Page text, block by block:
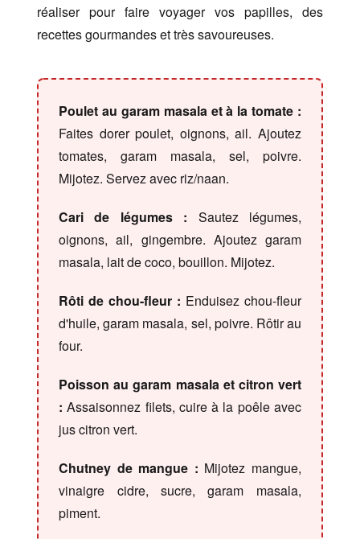
réaliser pour faire voyager vos papilles, des
recettes gourmandes et très savoureuses.
Poulet au garam masala et à la tomate :
Faites dorer poulet, oignons, ail. Ajoutez
tomates, garam masala, sel, poivre.
Mijotez. Servez avec riz/naan.
Cari de légumes : Sautez légumes,
oignons, ail, gingembre. Ajoutez garam
masala, lait de coco, bouillon. Mijotez.
Rôti de chou-fleur : Enduisez chou-fleur
d'huile, garam masala, sel, poivre. Rôtir au
four.
Poisson au garam masala et citron vert
: Assaisonnez filets, cuire à la poêle avec
jus citron vert.
Chutney de mangue : Mijotez mangue,
vinaigre cidre, sucre, garam masala,
piment.